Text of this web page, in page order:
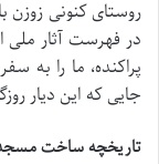
در فهرست آثار ملی
پراکنده، ما را به
جایی که این دیار
تاریخچه ساخت مسجد: